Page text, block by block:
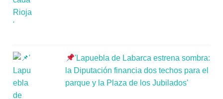
'Lapuebla de Labarca estrena sombra:
la Diputación financia dos techos para el
parque y la Plaza de los Jubilados'